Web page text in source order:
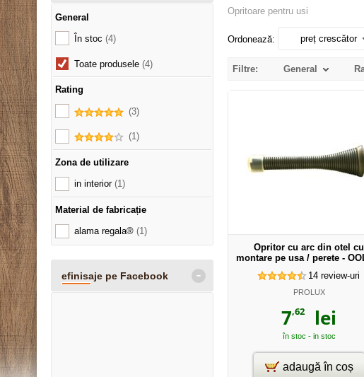
Opritoare pentru usi
Ordonează: preț crescător
Filtre: General
Opritor cu arc din otel cu
montare pe usa / perete -
14review-uri
PROLUX
7,62 lei
în stoc - in stoc
adaugă în coș
General
În stoc (4)
Toate produsele (4)
Rating
(3)
(1)
Zona de utilizare
in interior (1)
Material de fabricație
alama regala® (1)
efinisaje pe Facebook -